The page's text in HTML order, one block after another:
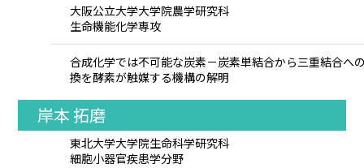
大阪公立大学大学院農学研究科
生命機能化学専攻
合成化学では不可能な炭素－炭素単結合から三重結合へ
換を酵素が触媒する機構の解明
岸本 拓磨
東北大学大学院生命科学研究科
細胞小器官疾患学分野